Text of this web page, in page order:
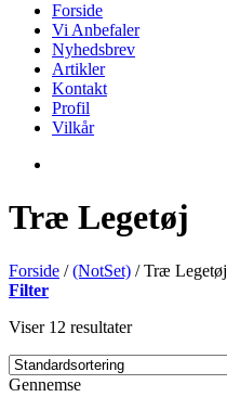
Forside
Vi Anbefaler
Nyhedsbrev
Artikler
Kontakt
Profil
Vilkår
Træ Legetøj
Forside / (NotSet) /Træ Legetøj
Filter
Viser 12 resultater
Gennemse